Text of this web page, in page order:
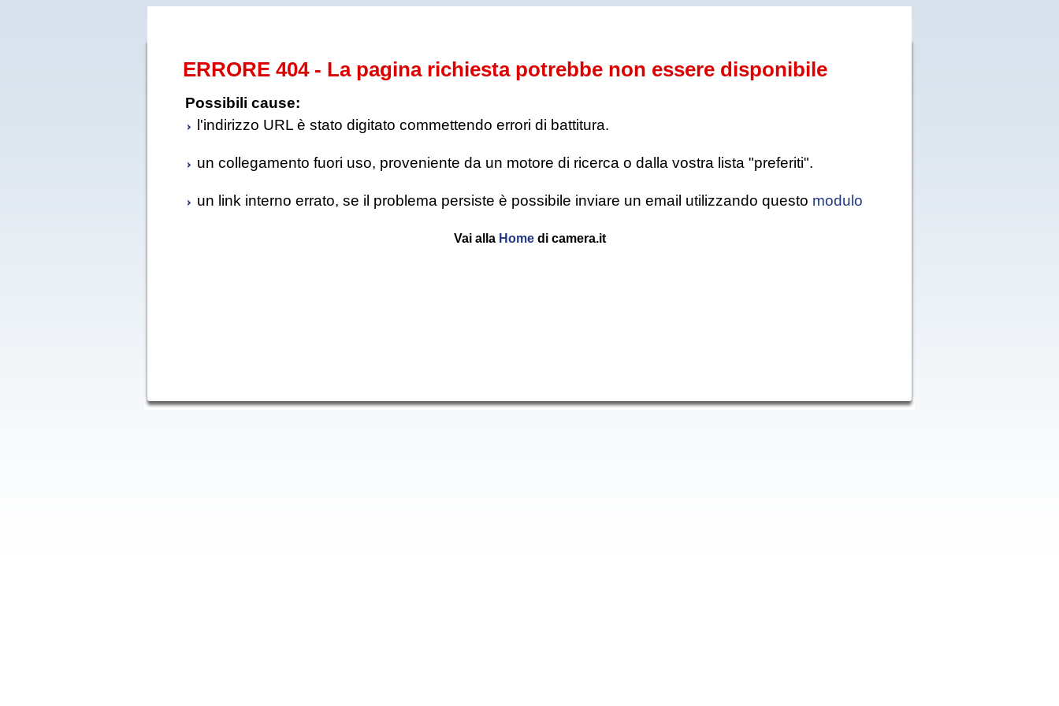
ERRORE 404 - La pagina richiesta potrebbe non essere disponibile
Possibili cause:
l'indirizzo URL è stato digitato commettendo errori di battitura.
un collegamento fuori uso, proveniente da un motore di ricerca o dalla vostra lista "preferiti".
un link interno errato, se il problema persiste è possibile inviare un email utilizzando questo modulo
Vai alla Homedi camera.it